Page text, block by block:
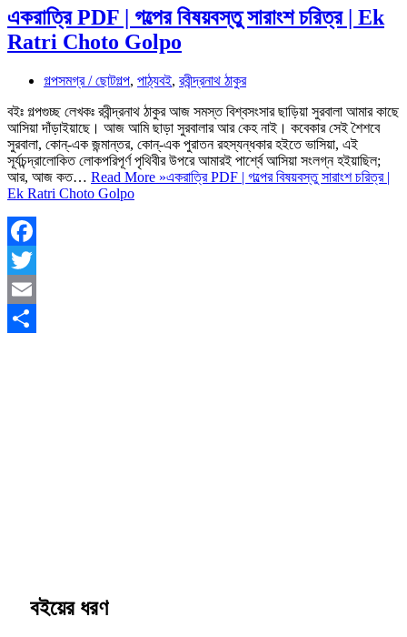
একরাত্রি PDF | গল্পের বিষয়বস্তু সারাংশ চরিত্র | Ek
Ratri Choto Golpo
গল্পসমগ্র / ছোটগল্প, পাঠ্যবই, রবীন্দ্রনাথ ঠাকুর
বইঃ গল্পগুচ্ছ লেখকঃ রবীন্দ্রনাথ ঠাকুর আজ সমস্ত বিশ্বসংসার ছাড়িয়া সুরবালা আমার কাছে
আসিয়া দাঁড়াইয়াছে। আজ আমি ছাড়া সুরবালার আর কেহ নাই। কবেকার সেই শৈশবে
সুরবালা, কোন্‌-এক জন্মান্তর, কোন্‌-এক পুরাতন রহস্যন্ধকার হইতে ভাসিয়া, এই
সূর্যচন্দ্রালোকিত লোকপরিপূর্ণ পৃথিবীর উপরে আমারই পার্শ্বে আসিয়া সংলগ্ন হইয়াছিল;
আর, আজ কত… Read More »একরাত্রি PDF | গল্পের বিষয়বস্তু সারাংশ চরিত্র |
Ek Ratri Choto Golpo
Facebook
Twitter
Email
বইয়ের ধরণ